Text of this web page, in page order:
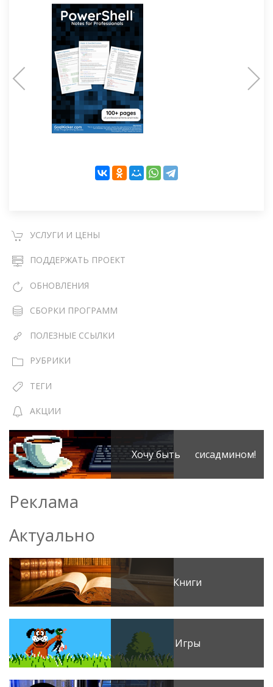
УСЛУГИ И ЦЕНЫ
ПОДДЕРЖАТЬ ПРОЕКТ
ОБНОВЛЕНИЯ
СБОРКИ ПРОГРАММ
ПОЛЕЗНЫЕ ССЫЛКИ
РУБРИКИ
ТЕГИ
АКЦИИ
Хочу быть сисадмином!
Реклама
Актуально
Книги
Игры